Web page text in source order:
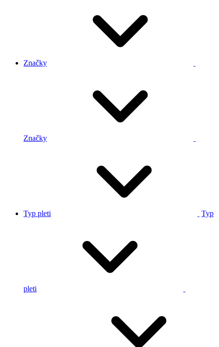
Značky
Značky
Typ pleti Typ
pleti